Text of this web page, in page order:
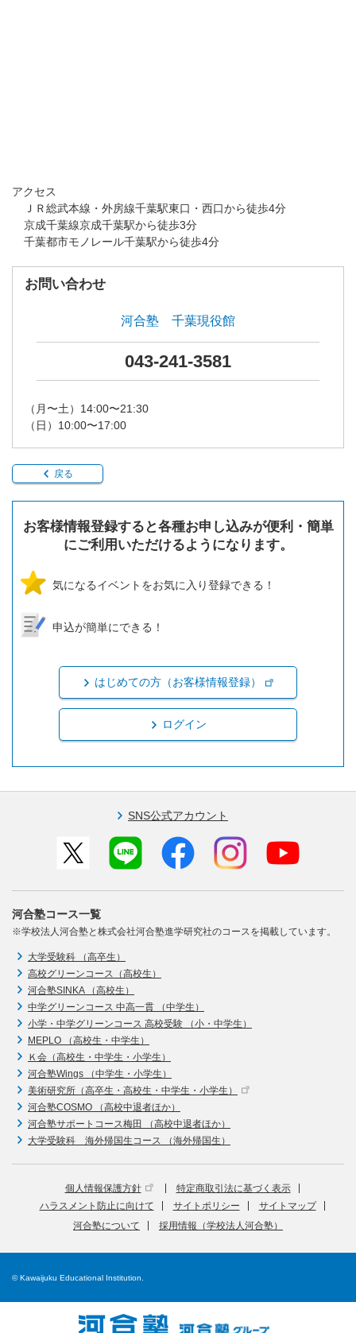
アクセス
ＪＲ総武本線・外房線千葉駅東口・西口から徒歩4分
京成千葉線京成千葉駅から徒歩3分
千葉都市モノレール千葉駅から徒歩4分
お問い合わせ
河合塾 千葉現役館
043-241-3581
（月〜土）14:00〜21:30
（日）10:00〜17:00
戻る
お客様情報登録すると各種お申し込みが便利・簡単
にご利用いただけるようになります。
気になるイベントをお気に入り登録できる！
申込が簡単にできる！
はじめての方（お客様情報登録）
ログイン
SNS公式アカウント
河合塾コース一覧
※学校法人河合塾と株式会社河合塾進学研究社のコースを掲載しています。
大学受験科 （高卒生）
高校グリーンコース（高校生）
河合塾SINKA （高校生）
中学グリーンコース 中高一貫 （中学生）
小学・中学グリーンコース 高校受験 （小・中学生）
MEPLO （高校生・中学生）
Ｋ会（高校生・中学生・小学生）
河合塾Wings （中学生・小学生）
美術研究所（高卒生・高校生・中学生・小学生）
河合塾COSMO （高校中退者ほか）
河合塾サポートコース梅田 （高校中退者ほか）
大学受験科 海外帰国生コース （海外帰国生）
個人情報保護方針
特定商取引法に基づく表示
ハラスメント防止に向けて
サイトポリシー
サイトマップ
河合塾について
採用情報（学校法人河合塾）
© Kawaijuku Educational Institution.